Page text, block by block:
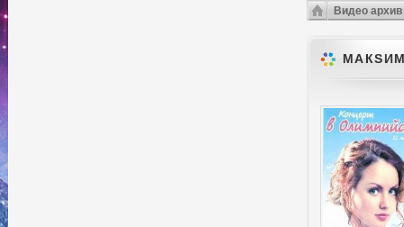
Видео архив